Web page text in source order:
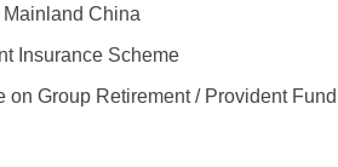
China
Insurance Scheme
Group Retirement / Provident